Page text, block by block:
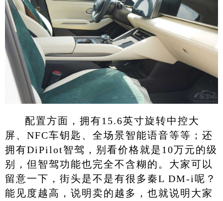
配置方面，拥有15.6英寸旋转中控大
屏、NFC车钥匙、全场景智能语音等等；还
拥有DiPilot智驾，别看价格就是10万元的级
别，但智驾功能也完全不含糊的。大家可以
留意一下，街头是不是有很多秦L DM-i呢？
能见度越高，说明卖的越多，也就说明大家